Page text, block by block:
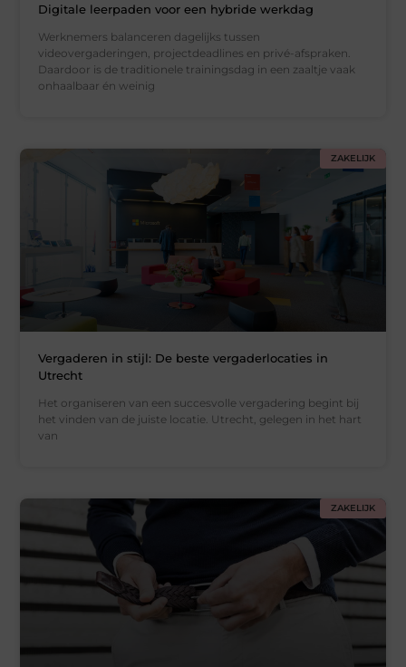
Digitale leerpaden voor een hybride werkdag
Werknemers balanceren dagelijks tussen
videovergaderingen, projectdeadlines en privé-afspraken.
Daardoor is de traditionele trainingsdag in een zaaltje vaak
onhaalbaar én weinig
ZAKELIJK
Vergaderen in stijl: De beste vergaderlocaties in
Utrecht
Het organiseren van een succesvolle vergadering begint bij
het vinden van de juiste locatie. Utrecht, gelegen in het hart
van
ZAKELIJK